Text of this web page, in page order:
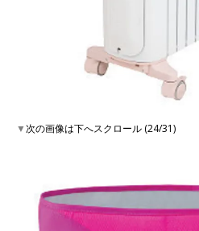
▼次の画像は下へスクロール (24/31)